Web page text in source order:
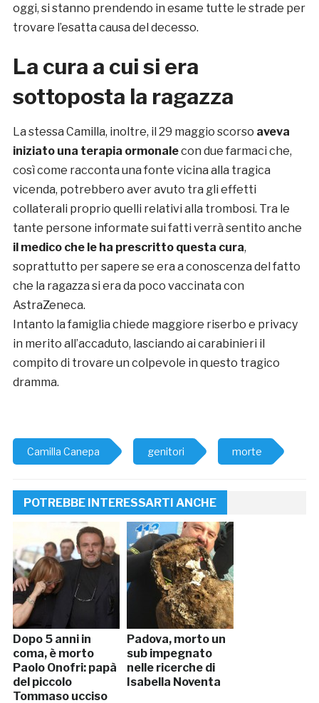
oggi, si stanno prendendo in esame tutte le strade per
trovare l’esatta causa del decesso.
La cura a cui si era
sottoposta la ragazza
La stessa Camilla, inoltre, il 29 maggio scorso aveva
iniziato una terapia ormonalecon due farmaci che,
così come racconta una fonte vicina alla tragica
vicenda, potrebbero aver avuto tra gli effetti
collaterali proprio quelli relativi alla trombosi. Tra le
tante persone informate sui fatti verrà sentito anche
il medico che le ha prescritto questa cura,
soprattutto per sapere se era a conoscenza del fatto
che la ragazza si era da poco vaccinata con
AstraZeneca.
Intanto la famiglia chiede maggiore riserbo e privacy
in merito all’accaduto, lasciando ai carabinieri il
compito di trovare un colpevole in questo tragico
dramma.
Camilla Canepa genitori morte
POTREBBE INTERESSARTI ANCHE
Dopo 5 anni in
coma, è morto
Paolo Onofri: papà
del piccolo
Tommaso ucciso
Padova, morto un
sub impegnato
nelle ricerche di
Isabella Noventa